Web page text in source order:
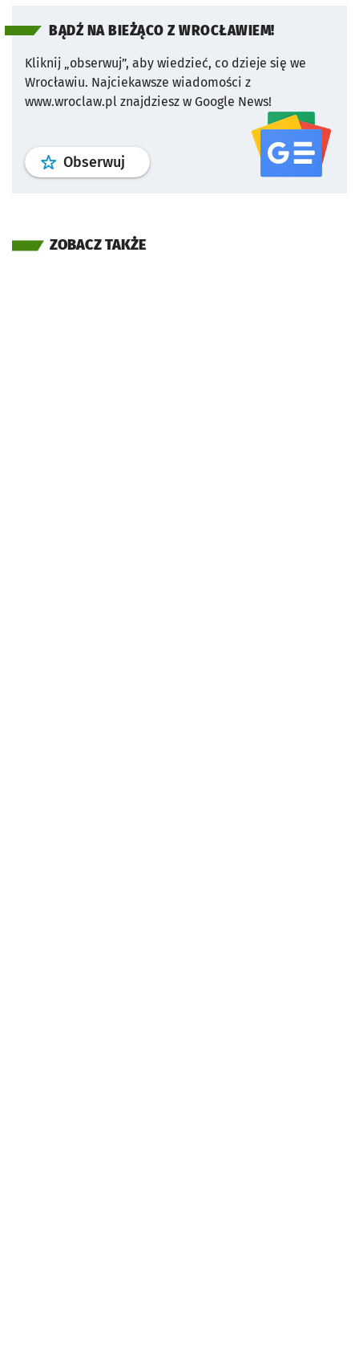
BĄDŹ NA BIEŻĄCO Z WROCŁAWIEM!
Kliknij „obserwuj”, aby wiedzieć, co dzieje się we
Wrocławiu. Najciekawsze wiadomości z
www.wroclaw.pl znajdziesz w Google News!
Obserwuj profil serwisu
ZOBACZ TAKŻE